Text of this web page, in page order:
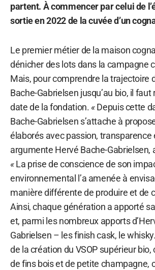
partent. À commencer par celui de
sortie en 2022 de la cuvée d’un
Le premier métier de la maison
dénicher des lots dans la campagne
Mais, pour comprendre la trajectoire
Bache-Gabrielsen jusqu’au bio, il faut
date de la fondation.«Depuis cette
Bache-Gabrielsen s’attache à
élaborés avec passion, transparence
argumente Hervé Bache-Gabrielsen,
«La prise de conscience de son
environnemental l’a amenée à
manière différente de produire et de
Ainsi, chaque génération a apporté
et, parmi les nombreux apports
Gabrielsen – les finish cask, le
de la création du VSOP supérieur
de fins bois et de petite champagne,